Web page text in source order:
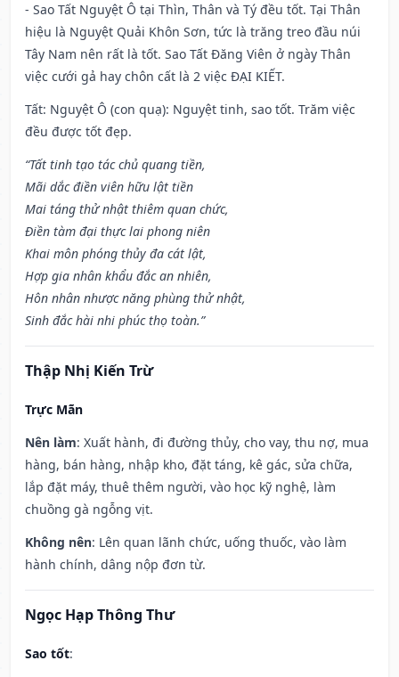
- Sao Tất Nguyệt Ô tại Thìn, Thân và Tý đều tốt. Tại Thân
hiệu là Nguyệt Quải Khôn Sơn, tức là trăng treo đầu núi
Tây Nam nên rất là tốt. Sao Tất Đăng Viên ở ngày Thân
việc cưới gả hay chôn cất là 2 việc ĐẠI KIẾT.
Tất: Nguyệt Ô (con quạ): Nguyệt tinh, sao tốt. Trăm việc
đều được tốt đẹp.
“Tất tinh tạo tác chủ quang tiền,
Mãi dắc điền viên hữu lật tiền
Mai táng thử nhật thiêm quan chức,
Điền tàm đại thực lai phong niên
Khai môn phóng thủy đa cát lật,
Hợp gia nhân khẩu đắc an nhiên,
Hôn nhân nhược năng phùng thử nhật,
Sinh đắc hài nhi phúc thọ toàn.”
Thập Nhị Kiến Trừ
Trực Mãn
Nên làm: Xuất hành, đi đường thủy, cho vay, thu nợ, mua
hàng, bán hàng, nhập kho, đặt táng, kê gác, sửa chữa,
lắp đặt máy, thuê thêm người, vào học kỹ nghệ, làm
chuồng gà ngỗng vịt.
Không nên: Lên quan lãnh chức, uống thuốc, vào làm
hành chính, dâng nộp đơn từ.
Ngọc Hạp Thông Thư
Sao tốt: